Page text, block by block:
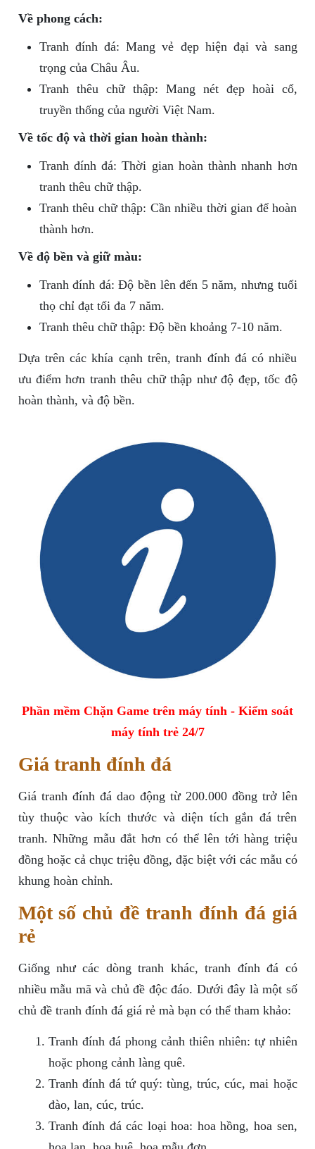
Về phong cách:
Tranh đính đá: Mang vẻ đẹp hiện đại và sang
trọng của Châu Âu.
Tranh thêu chữ thập: Mang nét đẹp hoài cổ,
truyền thống của người Việt Nam.
Về tốc độ và thời gian hoàn thành:
Tranh đính đá: Thời gian hoàn thành nhanh hơn
tranh thêu chữ thập.
Tranh thêu chữ thập: Cần nhiều thời gian để hoàn
thành hơn.
Về độ bền và giữ màu:
Tranh đính đá: Độ bền lên đến 5 năm, nhưng tuổi
thọ chỉ đạt tối đa 7 năm.
Tranh thêu chữ thập: Độ bền khoảng 7-10 năm.
Dựa trên các khía cạnh trên, tranh đính đá có nhiều
ưu điểm hơn tranh thêu chữ thập như độ đẹp, tốc độ
hoàn thành, và độ bền.
Phần mềm Chặn Game trên máy tính - Kiểm soát
máy tính trẻ 24/7
Giá tranh đính đá
Giá tranh đính đá dao động từ 200.000 đồng trở lên
tùy thuộc vào kích thước và diện tích gắn đá trên
tranh. Những mẫu đắt hơn có thể lên tới hàng triệu
đồng hoặc cả chục triệu đồng, đặc biệt với các mẫu có
khung hoàn chỉnh.
Một số chủ đề tranh đính đá giá
rẻ
Giống như các dòng tranh khác, tranh đính đá có
nhiều mẫu mã và chủ đề độc đáo. Dưới đây là một số
chủ đề tranh đính đá giá rẻ mà bạn có thể tham khảo:
Tranh đính đá phong cảnh thiên nhiên: tự nhiên
hoặc phong cảnh làng quê.
Tranh đính đá tứ quý: tùng, trúc, cúc, mai hoặc
đào, lan, cúc, trúc.
Tranh đính đá các loại hoa: hoa hồng, hoa sen,